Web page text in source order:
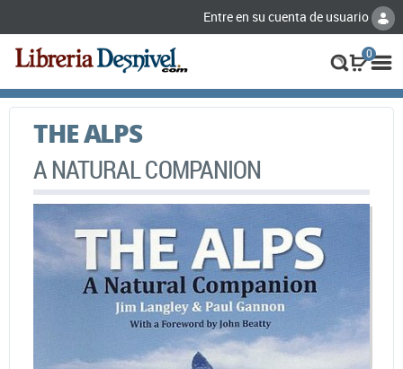
Entre en su cuenta de usuario
0
THE ALPS
A NATURAL COMPANION